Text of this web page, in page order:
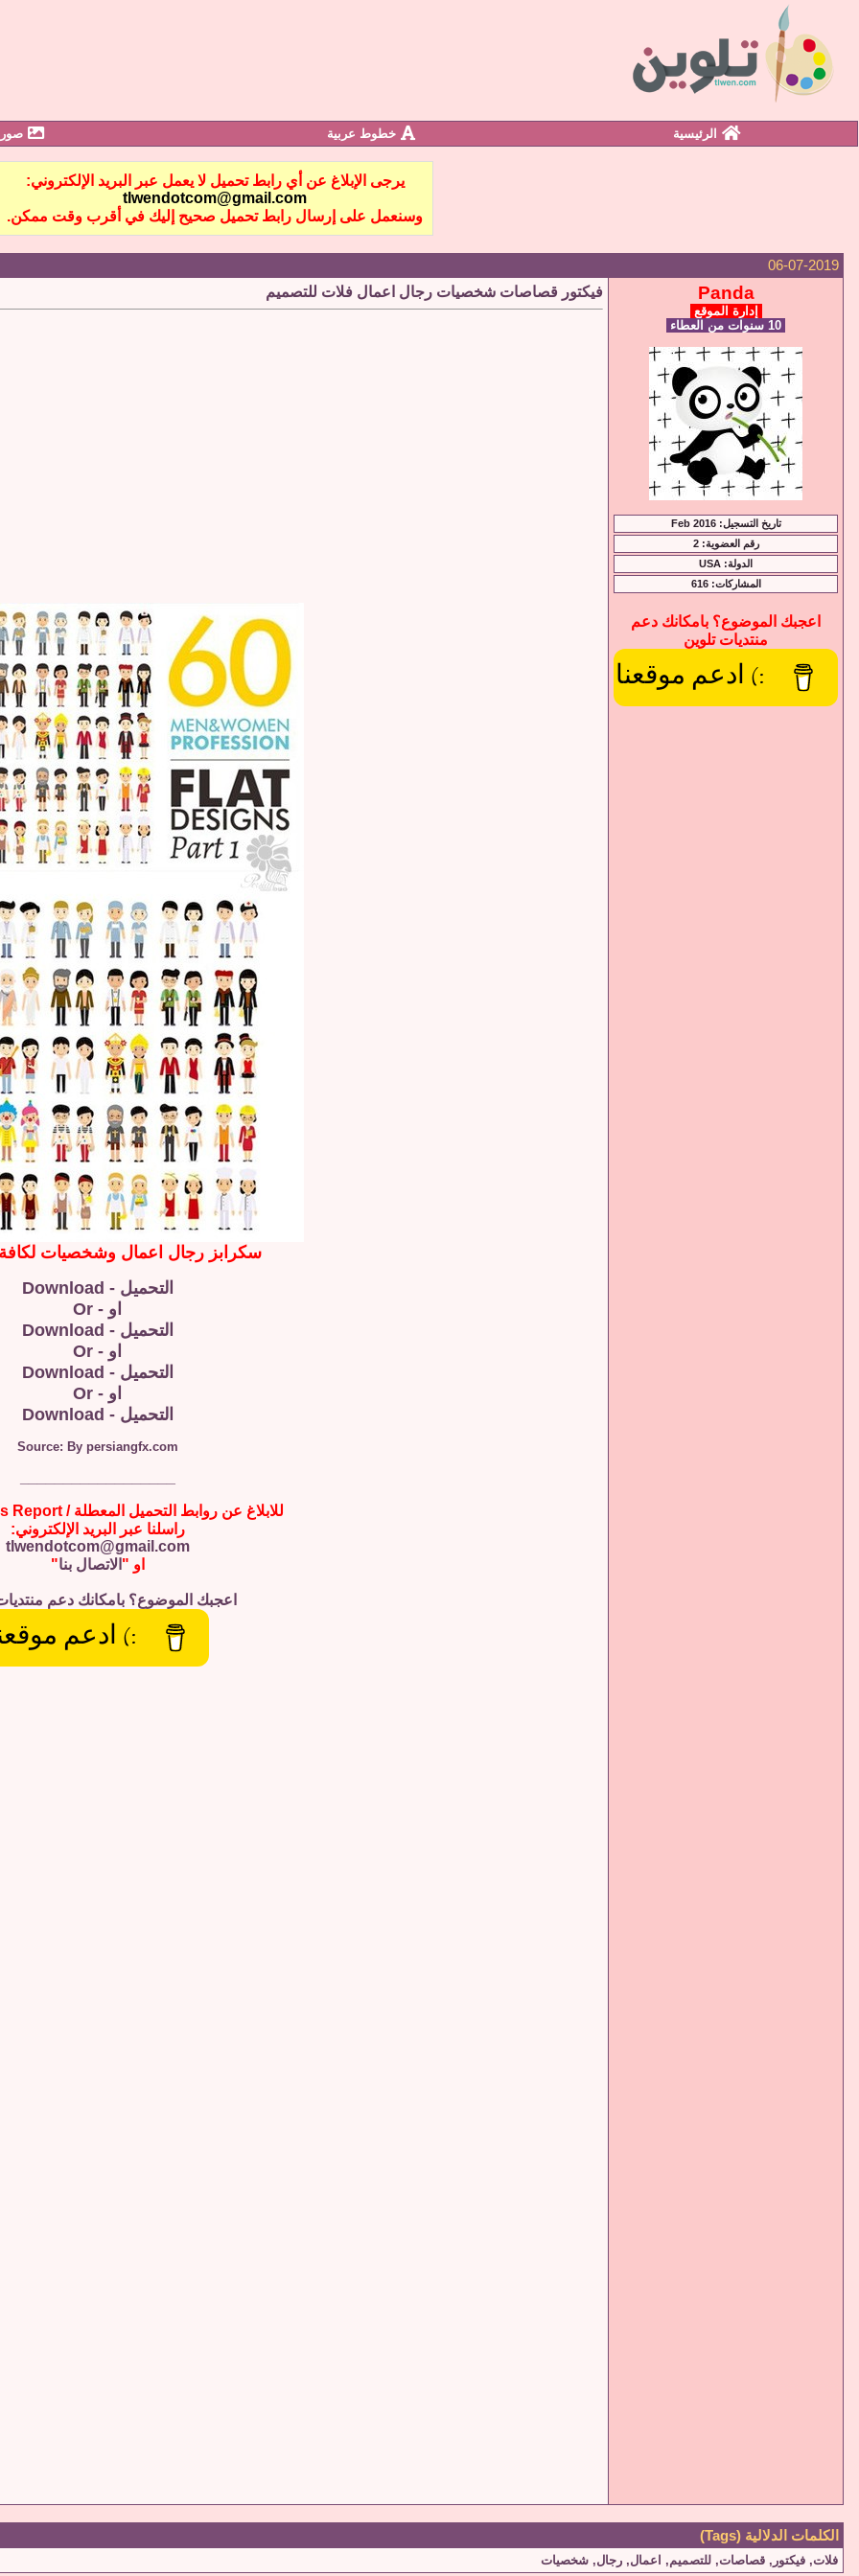
الرئيسية خطوط عربية صور
يرجى الإبلاغ عن أي رابط تحميل لا يعمل عبر البريد الإلكتروني:
tlwendotcom@gmail.com
وسنعمل على إرسال رابط تحميل صحيح إليك في أقرب وقت ممكن.
06-07-2019
Panda
إدارة الموقع
تاريخ التسجيل: Feb 2016
رقم العضوية: 2
الدولة: USA
المشاركات: 616
اعجبك الموضوع؟ بامكانك دعم
منتديات تلوين
:) ادعم موقعنا
فيكتور قصاصات شخصيات رجال اعمال فلات للتصميم
سكرابز رجال اعمال وشخصيات لكافة
التحميل - Download
او - Or
التحميل - Download
او - Or
التحميل - Download
او - Or
التحميل - Download
Source: By persiangfx.com
للابلاغ عن روابط التحميل المعطلة / Broken Links Report
راسلنا عبر البريد الإلكتروني:
tlwendotcom@gmail.com
او " الاتصال بنا"
اعجبك الموضوع؟ بامكانك دعم
:) ادعم
الكلمات الدلالية (Tags)
فلات, فيكتور , قصاصات, للتصميم, اعمال, رجال, شخصيات